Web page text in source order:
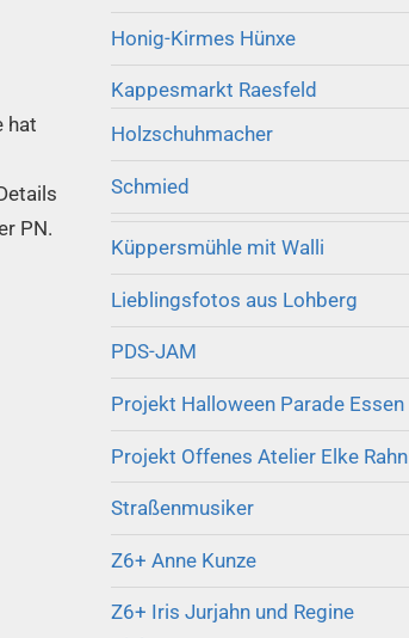
hat
PN.
Honig-Kirmes Hünxe
Kappesmarkt Raesfeld
Holzschuhmacher
Schmied
Küppersmühle mit Walli
Lieblingsfotos aus Lohberg
PDS-JAM
Projekt Halloween Parade Essen
Projekt Offenes Atelier Elke Rahn
Straßenmusiker
Z6+ Anne Kunze
Z6+ Iris Jurjahn und Regine